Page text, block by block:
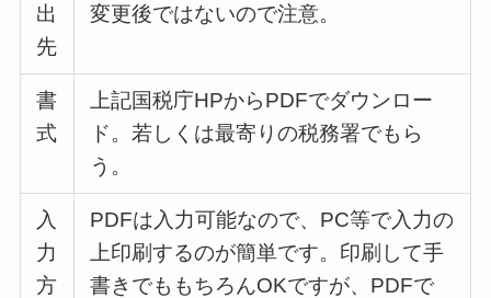
出
先
変更後ではないので注意。
書
式
上記国税庁HPからPDFでダウンロー
ド。若しくは最寄りの税務署でもら
う。
入
力
方
PDFは入力可能なので、PC等で入力の
上印刷するのが簡単です。印刷して手
書きでももちろんOKですが、PDFで